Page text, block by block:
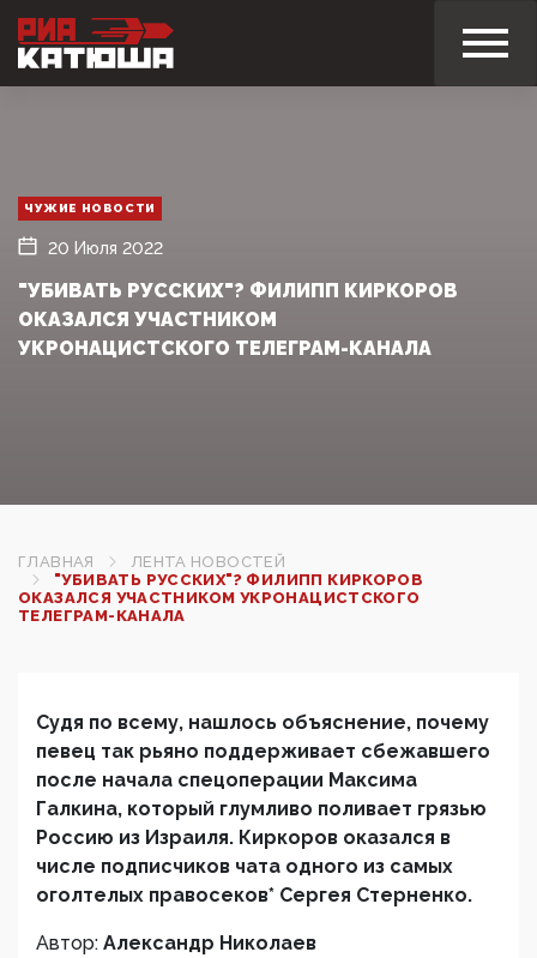
ЧУЖИЕ НОВОСТИ
20 Июля 2022
"УБИВАТЬ РУССКИХ"? ФИЛИПП КИРКОРОВ
ОКАЗАЛСЯ УЧАСТНИКОМ
УКРОНАЦИСТСКОГО ТЕЛЕГРАМ-КАНАЛА
ГЛАВНАЯ
ЛЕНТА НОВОСТЕЙ
"УБИВАТЬ РУССКИХ"? ФИЛИПП КИРКОРОВ
ОКАЗАЛСЯ УЧАСТНИКОМ УКРОНАЦИСТСКОГО
ТЕЛЕГРАМ-КАНАЛА
Судя по всему, нашлось объяснение, почему
певец так рьяно поддерживает сбежавшего
после начала спецоперации Максима
Галкина, который глумливо поливает грязью
Россию из Израиля. Киркоров оказался в
числе подписчиков чата одного из самых
оголтелых правосеков* Сергея Стерненко.
Автор: Александр Николаев